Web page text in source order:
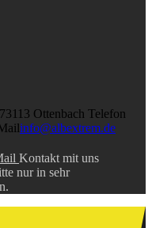
Ottenbach Telefon
info@albextrem.de
Kontakt mit uns
nur in sehr